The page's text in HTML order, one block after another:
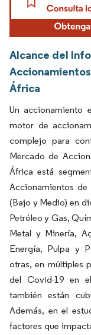
Alcance del
África
Un accionamiento
motor de
complejo para
Mercado de
África está
Accionamientos
(Bajo y Medio) en
Petróleo y Gas,
Metal y Minería,
Energía, Pulpa y
otras, en múltiples
del Covid-19 en
también están
Además, en el
factores que